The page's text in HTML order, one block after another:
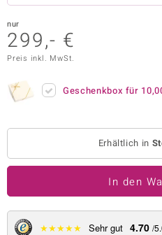
Collection
BY DE MELO
nur
299,- €
Preis inkl. MwSt.
Geschenkbox für
Erhältlich in
In den
★★★★★ Sehr gut 4.70 /